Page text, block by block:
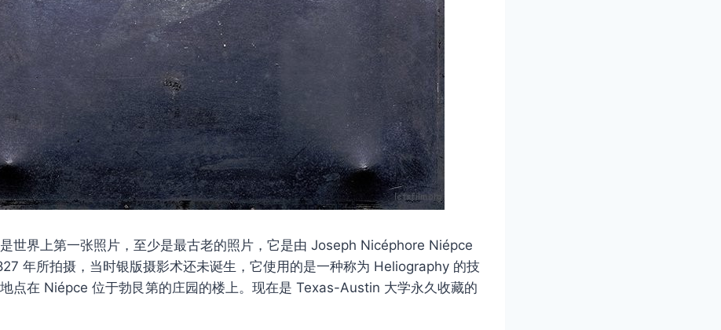
世界上第一张照片，至少是最古老的照片，它是由 Joseph Nicéphore Niépce
年所拍摄，当时银版摄影术还未诞生，它使用的是一种称为 Heliography 的技
点在 Niépce 位于勃艮第的庄园的楼上。现在是 Texas-Austin 大学永久收藏的